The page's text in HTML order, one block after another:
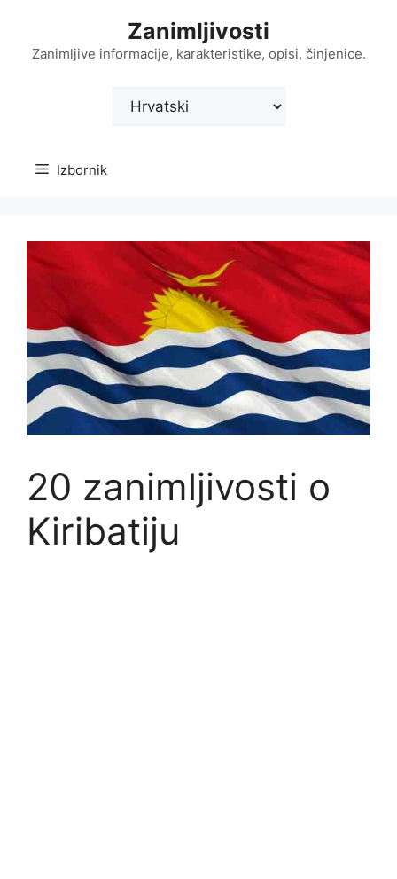
sadržaj
Zanimljivosti
Zanimljive informacije, karakteristike, opisi, činjenice.
Odaberite
Izbornik
20 zanimljivosti o
Kiribatiju